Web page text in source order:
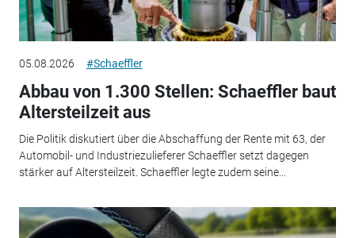
05.08.2026 #Schaeffler
Abbau von 1.300 Stellen: Schaeffler baut
Altersteilzeit aus
Die Politik diskutiert über die Abschaffung der Rente mit 63, der
Automobil- und Industriezulieferer Schaeffler setzt dagegen
stärker auf Altersteilzeit. Schaeffler legte zudem seine...